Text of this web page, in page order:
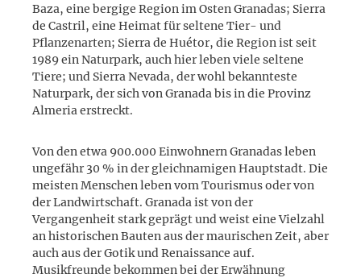
Baza, eine bergige Region im Osten Granadas; Sierra
de Castril, eine Heimat für seltene Tier- und
Pflanzenarten; Sierra de Huétor, die Region ist seit
1989 ein Naturpark, auch hier leben viele seltene
Tiere; und Sierra Nevada, der wohl bekannteste
Naturpark, der sich von Granada bis in die Provinz
Almeria erstreckt.
Von den etwa 900.000 Einwohnern Granadas leben
ungefähr 30 % in der gleichnamigen Hauptstadt. Die
meisten Menschen leben vom Tourismus oder von
der Landwirtschaft. Granada ist von der
Vergangenheit stark geprägt und weist eine Vielzahl
an historischen Bauten aus der maurischen Zeit, aber
auch aus der Gotik und Renaissance auf.
Musikfreunde bekommen bei der Erwähnung